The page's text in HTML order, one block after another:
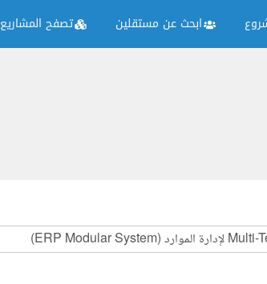
ابحث عن مستقلين تصفح المشاريع